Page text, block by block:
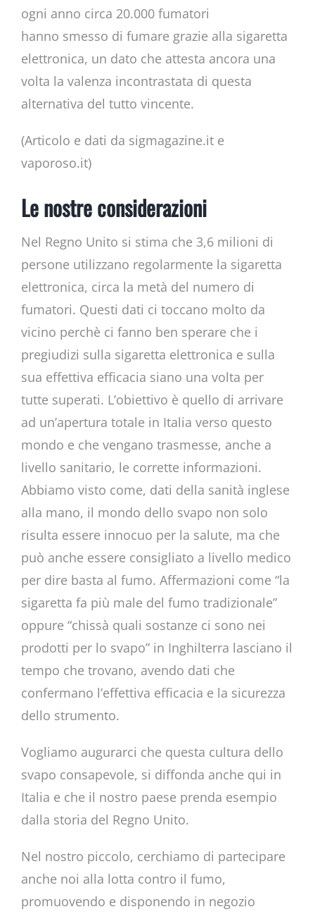
ogni anno circa 20.000 fumatori
hanno smesso di fumare grazie alla sigaretta
elettronica, un dato che attesta ancora una
volta la valenza incontrastata di questa
alternativa del tutto vincente.
(Articolo e dati da sigmagazine.it e
vaporoso.it)
Le nostre considerazioni
Nel Regno Unito si stima che 3,6 milioni di
persone utilizzano regolarmente la sigaretta
elettronica, circa la metà del numero di
fumatori. Questi dati ci toccano molto da
vicino perchè ci fanno ben sperare che i
pregiudizi sulla sigaretta elettronica e sulla
sua effettiva efficacia siano una volta per
tutte superati. L’obiettivo è quello di arrivare
ad un’apertura totale in Italia verso questo
mondo e che vengano trasmesse, anche a
livello sanitario, le corrette informazioni.
Abbiamo visto come, dati della sanità inglese
alla mano, il mondo dello svapo non solo
risulta essere innocuo per la salute, ma che
può anche essere consigliato a livello medico
per dire basta al fumo. Affermazioni come “la
sigaretta fa più male del fumo tradizionale”
oppure “chissà quali sostanze ci sono nei
prodotti per lo svapo” in Inghilterra lasciano il
tempo che trovano, avendo dati che
confermano l’effettiva efficacia e la sicurezza
dello strumento.
Vogliamo augurarci che questa cultura dello
svapo consapevole, si diffonda anche qui in
Italia e che il nostro paese prenda esempio
dalla storia del Regno Unito.
Nel nostro piccolo, cerchiamo di partecipare
anche noi alla lotta contro il fumo,
promuovendo e disponendo in negozio